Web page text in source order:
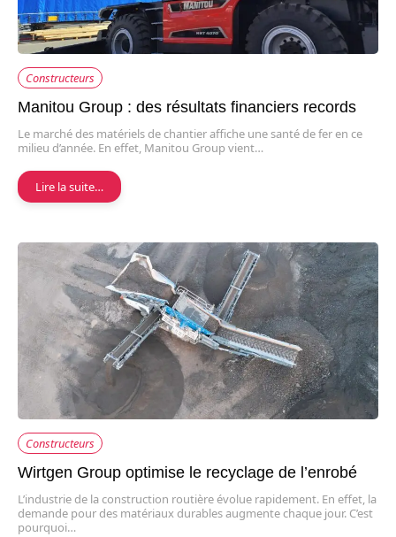
Constructeurs
Manitou Group : des résultats financiers records
Le marché des matériels de chantier affiche une santé de fer en ce
milieu d’année. En effet, Manitou Group vient…
Lire la suite…
Constructeurs
Wirtgen Group optimise le recyclage de l’enrobé
L’industrie de la construction routière évolue rapidement. En effet, la
demande pour des matériaux durables augmente chaque jour. C’est
pourquoi…